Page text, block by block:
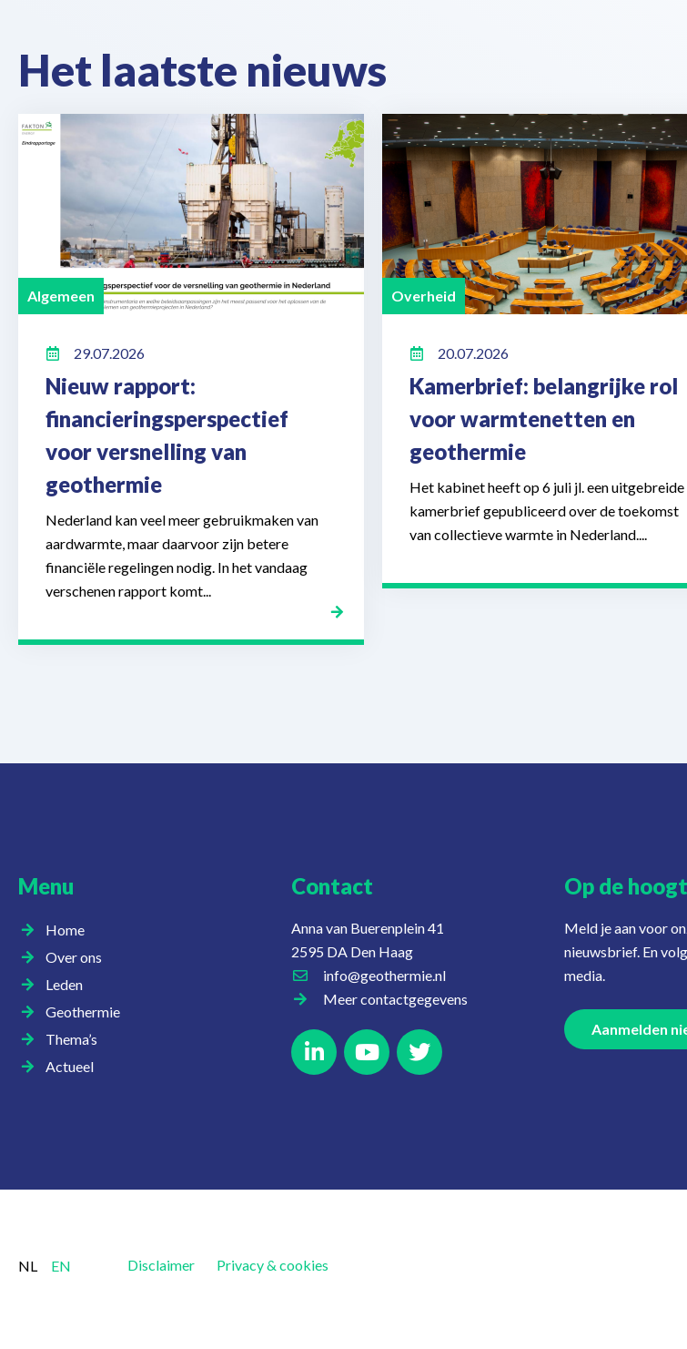
Het laatste nieuws
Algemeen
29.07.2026
Nieuw rapport:
financieringsperspectief
voor versnelling van
geothermie
Nederland kan veel meer gebruikmaken van
aardwarmte, maar daarvoor zijn betere
financiële regelingen nodig. In het vandaag
verschenen rapport komt...
Overheid
20.07.2026
Kamerbrief: belangrijke rol
voor warmtenetten en
geothermie
Het kabinet heeft op 6 juli jl. een uitgebreide
kamerbrief gepubliceerd over de toekomst
van collectieve warmte in Nederland....
Menu
Home
Over ons
Leden
Geothermie
Thema’s
Actueel
Contact
Anna van Buerenplein 41
2595 DA Den Haag
info@geothermie.nl
Meer contactgegevens
Op de
Meld je aan voor
nieuwsbrief. En
media.
Aanmelden
NL EN Disclaimer Privacy & cookies